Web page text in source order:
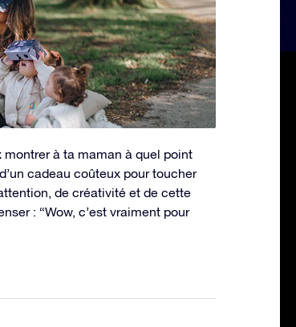
à ta maman à quel point
cadeau coûteux pour toucher
de créativité et de cette
: “Wow, c’est vraiment pour